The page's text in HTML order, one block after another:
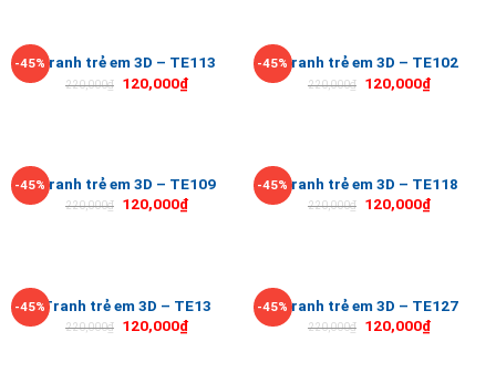
-45%Tranh trẻ em 3D – TE113
220,000₫ 120,000₫
-45%Tranh trẻ em 3D – TE102
220,000₫ 120,000₫
-45%Tranh trẻ em 3D – TE109
220,000₫ 120,000₫
-45%Tranh trẻ em 3D – TE118
220,000₫ 120,000₫
-45%Tranh trẻ em 3D – TE13
220,000₫ 120,000₫
-45%Tranh trẻ em 3D – TE127
220,000₫ 120,000₫